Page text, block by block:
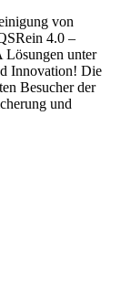
von
4.0 –
Lösungen unter
Innovation! Die
Besucher der
und